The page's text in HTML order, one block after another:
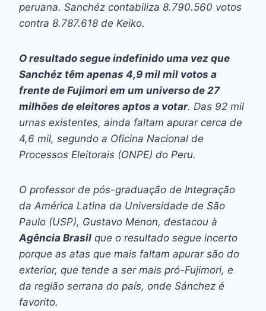
peruana. Sanchéz contabiliza 8.790.560 votos
contra 8.787.618 de Keiko.
O resultado segue indefinido uma vez que
Sanchéz têm apenas 4,9 mil mil votos a
frente de Fujimori em um universo de 27
milhões de eleitores aptos a votar. Das 92 mil
urnas existentes, ainda faltam apurar cerca de
4,6 mil, segundo a Oficina Nacional de
Processos Eleitorais (ONPE) do Peru.
O professor de pós-graduação de Integração
da América Latina da Universidade de São
Paulo (USP), Gustavo Menon, destacou à
Agência Brasil que o resultado segue incerto
porque as atas que mais faltam apurar são do
exterior, que tende a ser mais pró-Fujimori, e
da região serrana do país, onde Sánchez é
favorito.